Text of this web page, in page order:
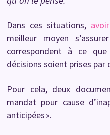
Dans ces situations,
meilleur moyen
correspondent à ce
décisions soient prises par
Pour cela, deux
mandat pour cause
anticipées ».